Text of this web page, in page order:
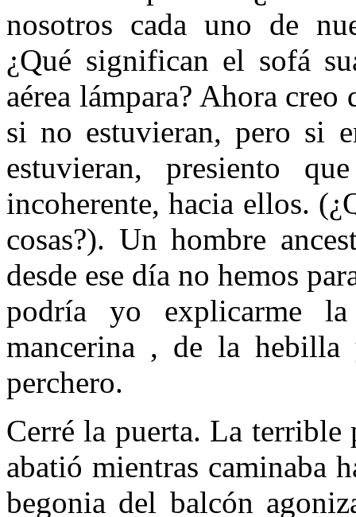
nosotros cada uno de
¿Qué significan el sofá
aérea lámpara? Ahora
si no estuvieran, pero si
estuvieran, presiento
incoherente, hacia ellos.
cosas?). Un hombre
desde ese día no hemos
podría yo explicarme
mancerina , de la
perchero.
Cerré la puerta. La
abatió mientras caminaba
begonia del balcón